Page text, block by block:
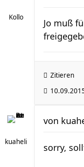
Kollo
Jo muß
Zitieren
kuaheli
von
sorry,